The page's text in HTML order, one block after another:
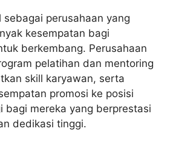
perusahaan yang
kesempatan bagi
berkembang. Perusahaan
pelatihan dan mentoring
skill karyawan, serta
promosi ke posisi
bagi mereka yang berprestasi
dedikasi tinggi.